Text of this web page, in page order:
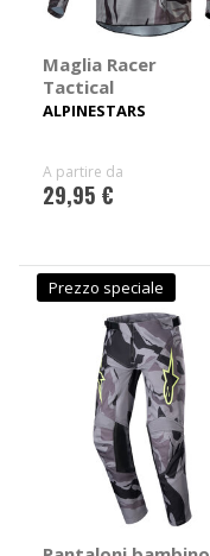
Maglia Racer
Tactical
ALPINESTARS
A partire da
29,95 €
Prezzo speciale